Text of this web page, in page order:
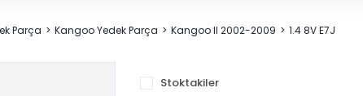
Parça Kangoo Yedek Parça Kangoo II 2002-2009 1.4 8V E7J
Stoktakiler